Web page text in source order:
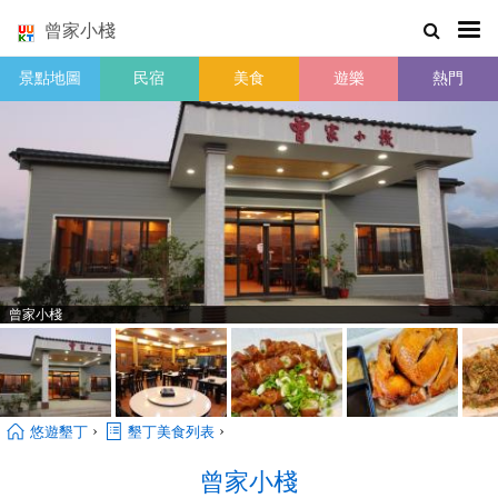
曾家小棧
景點地圖 民宿 美食 遊樂 熱門
曾家小棧
悠遊墾丁 › 墾丁美食列表 ›
曾家小棧